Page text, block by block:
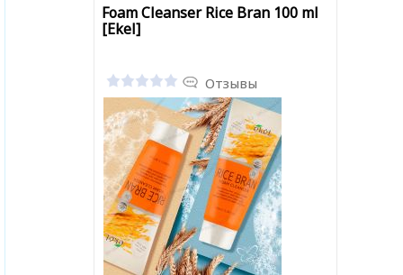
Foam Cleanser Rice Bran 100 ml
[Ekel]
Отзывы